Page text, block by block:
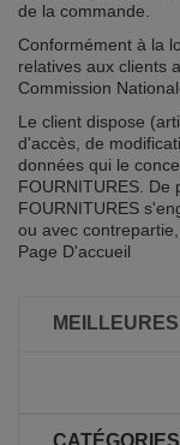
de la commande.
Conformément à la
relatives aux clients
Commission
Le client dispose
d'accès, de
données qui le
FOURNITURES. De
FOURNITURES
ou avec
Page D'accueil
CATÉGORIES